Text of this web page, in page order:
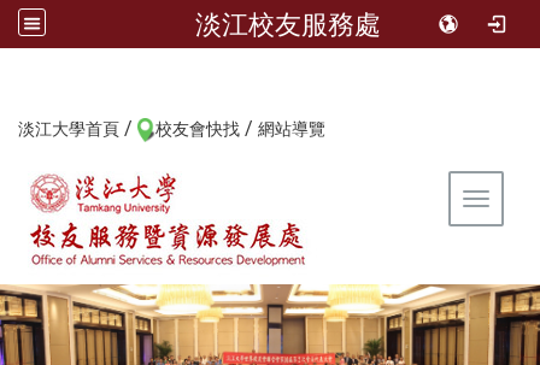
淡江校友服務處
淡江大學首頁 / 校友會快找 / 網站導覽
Toggle